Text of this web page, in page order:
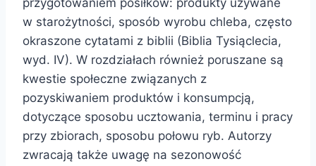
w starożytności, sposób wyrobu chleba, często
okraszone cytatami z biblii (Biblia Tysiąclecia,
wyd. IV). W rozdziałach również poruszane są
kwestie społeczne związanych z
pozyskiwaniem produktów i konsumpcją,
dotyczące sposobu ucztowania, terminu i pracy
przy zbiorach, sposobu połowu ryb. Autorzy
zwracają także uwagę na sezonowość